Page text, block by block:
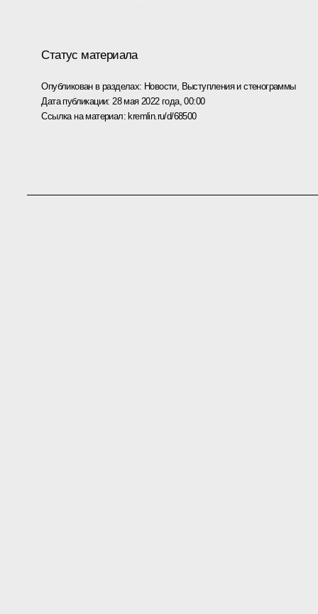
Статус материала
Опубликован в разделах: Новости, Выступления и стенограммы
Дата публикации: 28 мая 2022 года, 00:00
Ссылка на материал: kremlin.ru/d/68500